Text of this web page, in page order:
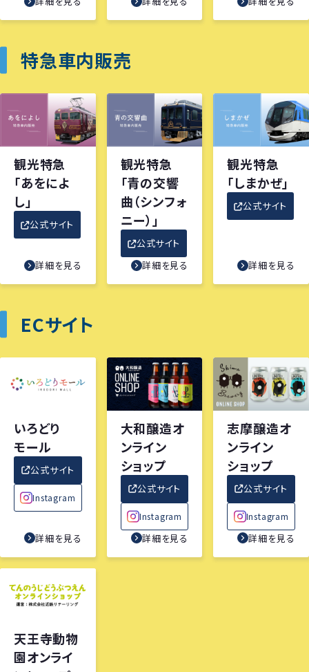
特急車内販売
観光特急
「あをによ
し」
公式サイト
詳細を見る
観光特急
「青の交響
曲（シンフォ
ニー）」
公式サイト
詳細を見る
観光特急
「しまかぜ」
公式サイト
詳細を見る
ECサイト
いろどり
モール
公式サイト
Instagram
詳細を見る
大和醸造オ
ンライン
ショップ
公式サイト
Instagram
詳細を見る
志摩醸造オ
ンライン
ショップ
公式サイト
Instagram
詳細を見る
天王寺動物
園オンライ